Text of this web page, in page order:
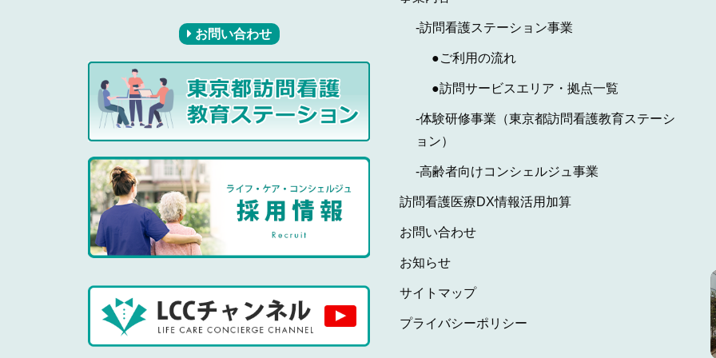
お問い合わせ -訪問看護ステーション事業
●ご利用の流れ
●訪問サービスエリア・拠点一覧
-体験研修事業（東京都訪問看護教育ステーシ
ョン）
-高齢者向けコンシェルジュ事業
訪問看護医療DX情報活用加算
お問い合わせ
お知らせ
サイトマップ
プライバシーポリシー